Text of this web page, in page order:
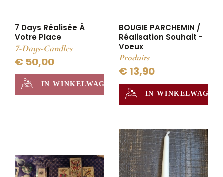
7 Days Réalisée À
Votre Place
7-Days-Candles
€ 50,00
IN WINKELWAGEN
BOUGIE PARCHEMIN /
Réalisation Souhait -
Voeux
Produits
€ 13,90
IN WINKELWAGEN